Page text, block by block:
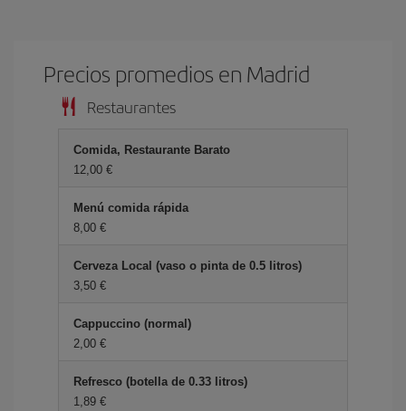
Precios promedios en Madrid
Restaurantes
Comida, Restaurante Barato
12,00 €
Menú comida rápida
8,00 €
Cerveza Local (vaso o pinta de 0.5 litros)
3,50 €
Cappuccino (normal)
2,00 €
Refresco (botella de 0.33 litros)
1,89 €